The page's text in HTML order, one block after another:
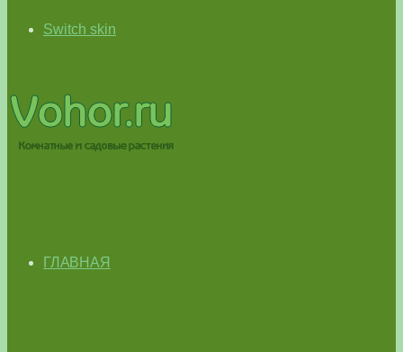
Switch skin
ГЛАВНАЯ